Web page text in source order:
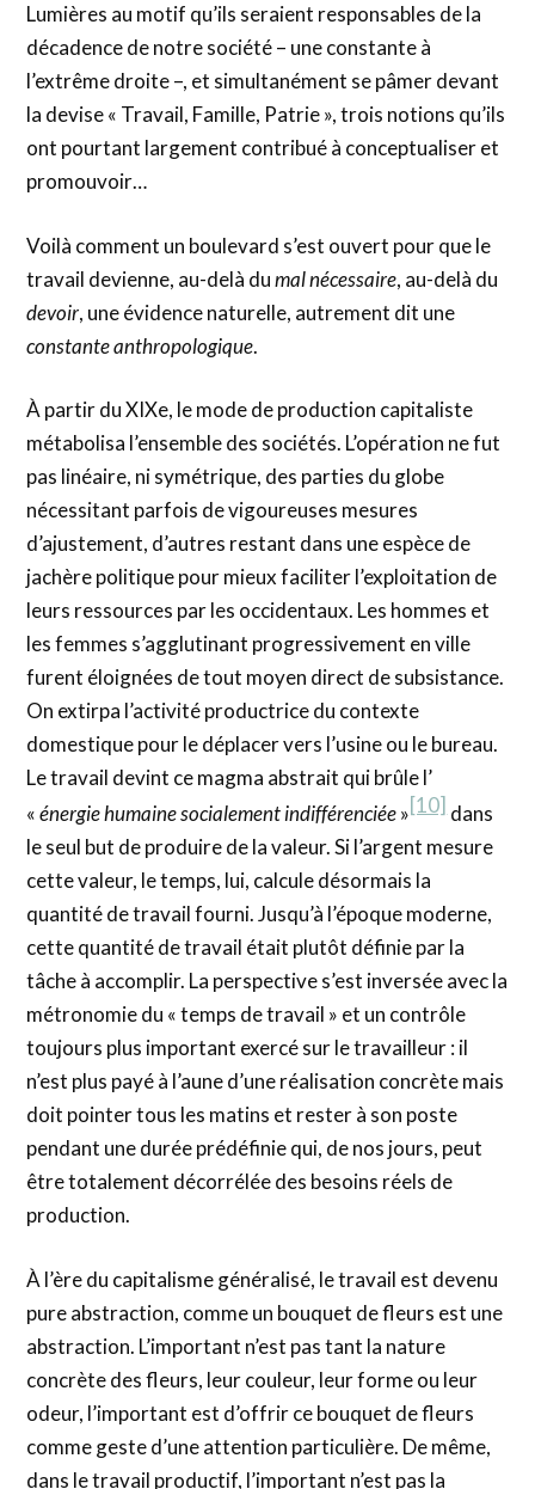
Lumières au motif qu’ils seraient responsables de la
décadence de notre société – une constante à
l’extrême droite –, et simultanément se pâmer devant
la devise « Travail, Famille, Patrie », trois notions qu’ils
ont pourtant largement contribué à conceptualiser et
promouvoir…
Voilà comment un boulevard s’est ouvert pour que le
travail devienne, au-delà dumal nécessaire, au-delà du
devoir, une évidence naturelle, autrement dit une
constante anthropologique.
À partir du XIXe, le mode de production capitaliste
métabolisa l’ensemble des sociétés. L’opération ne fut
pas linéaire, ni symétrique, des parties du globe
nécessitant parfois de vigoureuses mesures
d’ajustement, d’autres restant dans une espèce de
jachère politique pour mieux faciliter l’exploitation de
leurs ressources par les occidentaux. Les hommes et
les femmes s’agglutinant progressivement en ville
furent éloignées de tout moyen direct de subsistance.
On extirpa l’activité productrice du contexte
domestique pour le déplacer vers l’usine ou le bureau.
Le travail devint ce magma abstrait qui brûle l’
«énergie humaine socialement indifférenciée»[10]dans
le seul but de produire de la valeur. Si l’argent mesure
cette valeur, le temps, lui, calcule désormais la
quantité de travail fourni. Jusqu’à l’époque moderne,
cette quantité de travail était plutôt définie par la
tâche à accomplir. La perspective s’est inversée avec la
métronomie du « temps de travail » et un contrôle
toujours plus important exercé sur le travailleur : il
n’est plus payé à l’aune d’une réalisation concrète mais
doit pointer tous les matins et rester à son poste
pendant une durée prédéfinie qui, de nos jours, peut
être totalement décorrélée des besoins réels de
production.
À l’ère du capitalisme généralisé, le travail est devenu
pure abstraction, comme un bouquet de fleurs est une
abstraction. L’important n’est pas tant la nature
concrète des fleurs, leur couleur, leur forme ou leur
odeur, l’important est d’offrir ce bouquet de fleurs
comme geste d’une attention particulière. De même,
dans le travail productif, l’important n’est pas la